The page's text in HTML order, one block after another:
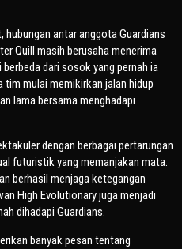
antar anggota Guardians
Quill masih berusaha menerima
dari sosok yang pernah ia
mulai memikirkan jalan hidup
lama bersama menghadapi
dengan berbagai pertarungan
futuristik yang memanjakan mata.
berhasil menjaga ketegangan
High Evolutionary juga menjadi
dihadapi Guardians.
banyak pesan tentang